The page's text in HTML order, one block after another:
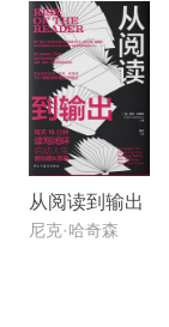
从阅读到输出
尼克·哈奇森